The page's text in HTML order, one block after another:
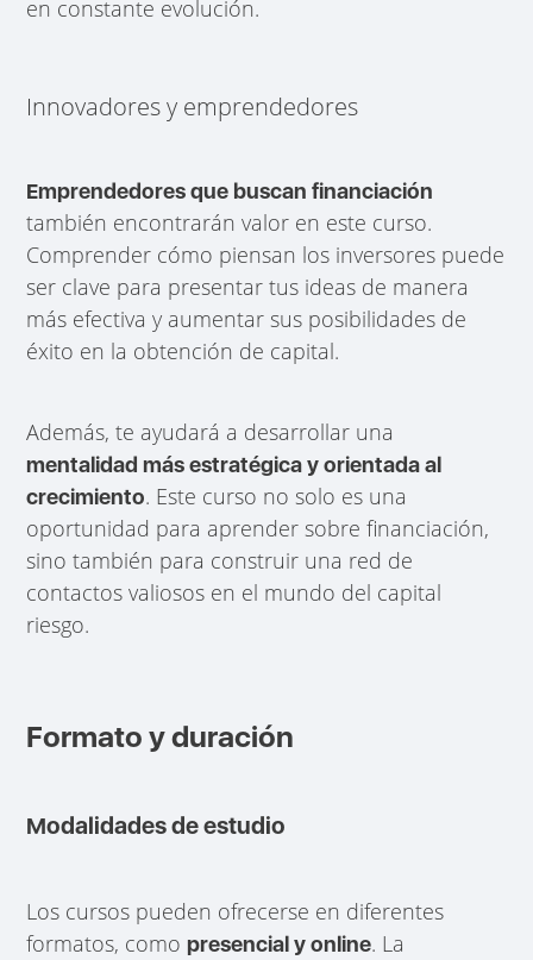
en constante evolución.
Innovadores y emprendedores
Emprendedores que buscan financiación
también encontrarán valor en este curso.
Comprender cómo piensan los inversores puede
ser clave para presentar tus ideas de manera
más efectiva y aumentar sus posibilidades de
éxito en la obtención de capital.
Además, te ayudará a desarrollar una
mentalidad más estratégica y orientada al
crecimiento. Este curso no solo es una
oportunidad para aprender sobre financiación,
sino también para construir una red de
contactos valiosos en el mundo del capital
riesgo.
Formato y duración
Modalidades de estudio
Los cursos pueden ofrecerse en diferentes
formatos, comopresencial y online. La